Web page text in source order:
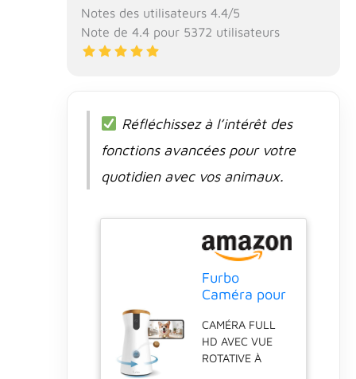
une prise de
courant. 2)
maison. La
caméra pour chien
un cryptage des
celles-ci. Activez
la vérification en 2
étapes pour
sécuriser votre
connexion internet
en WiFi stable et
de qualité est
Notes des utilisateurs 4.4/5
Note de 4.4 pour 5372 utilisateurs
Réfléchissez à l’intérêt des
fonctions avancées pour votre
quotidien avec vos animaux.
Furbo
Caméra pour
[CAMÉRA
BASIQUE]:
Caméra
CAMÉRA FULL
HD AVEC VUE
ROTATIVE À